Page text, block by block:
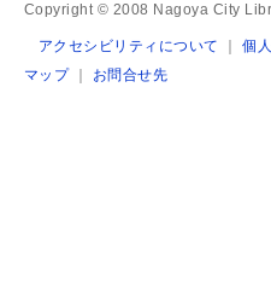
Copyright © 2008 Nagoya City
アクセシビリティについて ｜個
マップ｜ お問合せ先